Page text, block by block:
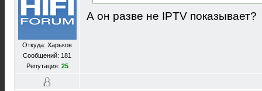
Откуда: Харьков
Сообщений: 181
Репутация: 25
А он разве не IPTV показывает?